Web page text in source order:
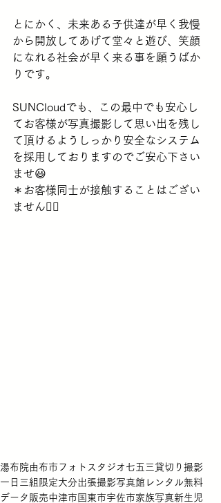
とにかく、未来ある子供達が早く我慢
から開放してあげて堂々と遊び、笑顔
になれる社会が早く来る事を願うばか
りです。
SUNCloudでも、この最中でも安心し
てお客様が写真撮影して思い出を残し
て頂けるようしっかり安全なシステム
を採用しておりますのでご安心下さい
ませ😃
＊お客様同士が接触することはござい
ません👌🏻
湯布院 由布市 フォトスタジオ 七五三 貸切り撮影
一日三組限定大分出張撮影写真館 レンタル無料
データ販売中津市 国東市宇佐市家族写真新生児